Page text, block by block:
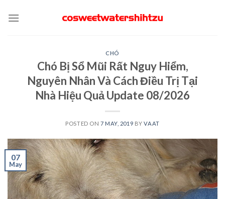
CHÓ
Chó Bị Sổ Mũi Rất Nguy Hiểm,
Nguyên Nhân Và Cách Điều Trị Tại
Nhà Hiệu Quả Update 08/2026
POSTED ON 7 MAY, 2019 BYVAAT
07
May